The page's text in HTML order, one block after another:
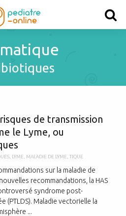
de transmission
le Lyme, ou
LYME MALADIE DE LYME TIQUE
sur la maladie de
recommandations, la HAS
syndrome post-
(PTLDS). Maladie vectorielle la
...